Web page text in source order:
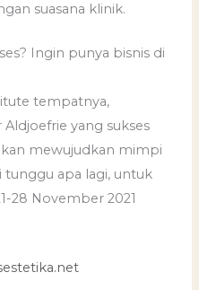
suasana klinik.
Ingin punya bisnis di
tempatnya,
yang sukses
mewujudkan mimpi
tunggu apa lagi, untuk
28 November 2021